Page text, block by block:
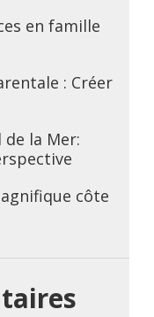
en famille
: Créer
de la Mer:
côte